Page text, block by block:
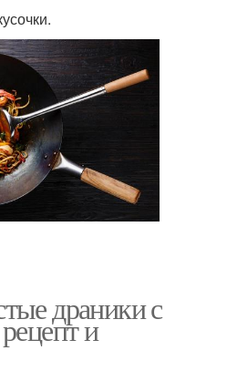
драники с
и